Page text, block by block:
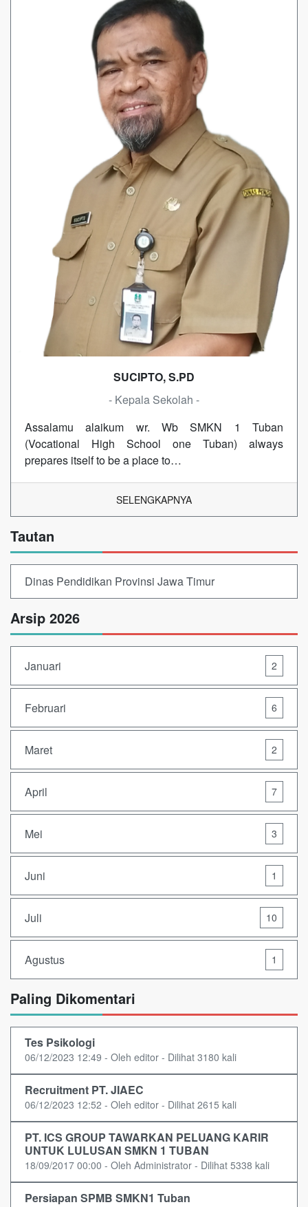
SUCIPTO, S.PD
- Kepala Sekolah -
Assalamu alaikum wr. Wb SMKN 1 Tuban
(Vocational High School one Tuban) always
prepares itself to be a place to…
SELENGKAPNYA
Tautan
Dinas Pendidikan Provinsi Jawa Timur
Arsip 2026
Januari 2
Februari 6
Maret 2
April 7
Mei 3
Juni 1
Juli 10
Agustus 1
Paling Dikomentari
Tes Psikologi
06/12/2023 12:49 - Oleh editor - Dilihat 3180 kali
Recruitment PT. JIAEC
06/12/2023 12:52 - Oleh editor - Dilihat 2615 kali
PT. ICS GROUP TAWARKAN PELUANG KARIR
UNTUK LULUSAN SMKN 1 TUBAN
18/09/2017 00:00 - Oleh Administrator - Dilihat 5338 kali
Persiapan SPMB SMKN1 Tuban